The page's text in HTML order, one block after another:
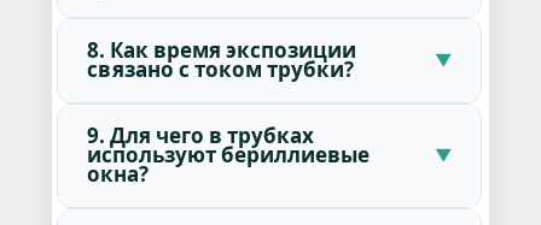
8. Как время экспозиции
связано с током трубки?
9. Для чего в трубках
используют бериллиевые
окна?